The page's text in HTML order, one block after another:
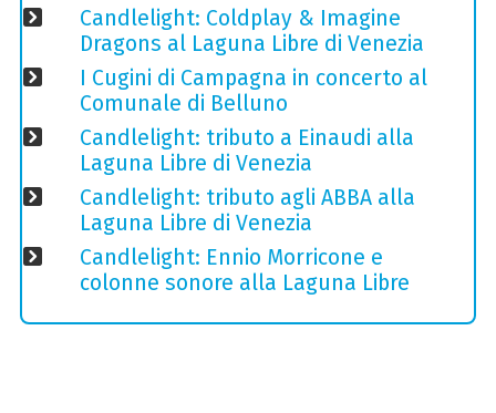
Candlelight: Coldplay & Imagine
Dragons al Laguna Libre di Venezia
I Cugini di Campagna in concerto al
Comunale di Belluno
Candlelight: tributo a Einaudi alla
Laguna Libre di Venezia
Candlelight: tributo agli ABBA alla
Laguna Libre di Venezia
Candlelight: Ennio Morricone e
colonne sonore alla Laguna Libre